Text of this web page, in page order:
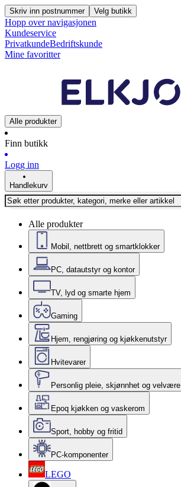
Skriv inn postnummer Velg butikk
Hopp over navigasjonen
Kundeservice
PrivatkundeBedriftskunde
Mine favoritter
Alle produkter
Finn butikk
Logg inn
Handlekurv
Alle produkter
Mobil, nettbrett og smartklokker
PC, datautstyr og kontor
TV, lyd og smarte hjem
Gaming
Hjem, rengjøring og kjøkkenutstyr
Hvitevarer
Personlig pleie, skjønnhet og velvære
Epoq kjøkken og vaskerom
Sport, hobby og fritid
PC-komponenter
LEGO